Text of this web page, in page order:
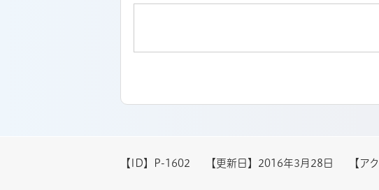
【ID】 P-1602 【更新日】 2016年3月28日 【ア